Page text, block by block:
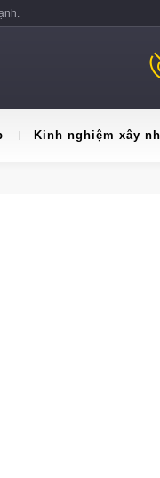
Kinh nghiệm xây